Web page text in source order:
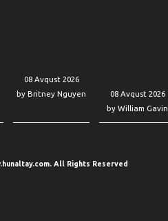
08 Avqust 2026
by Britney Nguyen
08 Avqust 2026
by William Gavin
All Rights Reserved